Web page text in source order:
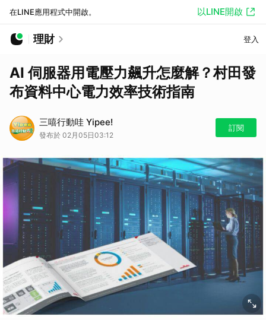
在LINE應用程式中開啟。 以LINE開啟
理財 登入
AI 伺服器用電壓力飆升怎麼解？村田發
布資料中心電力效率技術指南
三嘻行動哇 Yipee!
發布於 02月05日03:12
訂閱